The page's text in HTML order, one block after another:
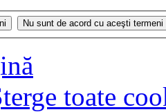
toate